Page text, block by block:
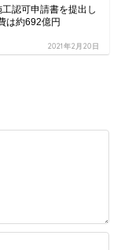
認可申請書を提出し
は約692億円
2021年2月20日